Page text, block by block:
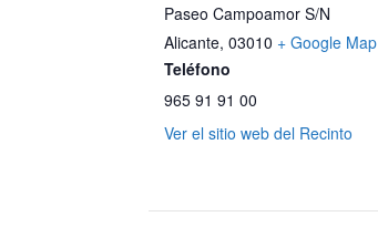
Paseo Campoamor S/N
Alicante, 03010 + Google Map
Teléfono
965 91 91 00
Ver el sitio web del Recinto